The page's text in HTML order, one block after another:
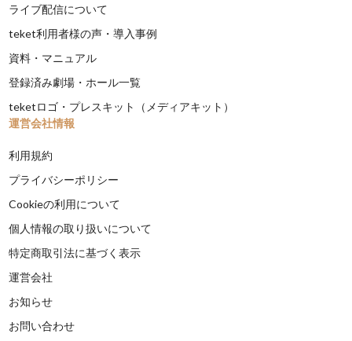
ライブ配信について
teket利用者様の声・導入事例
資料・マニュアル
登録済み劇場・ホール一覧
teketロゴ・プレスキット（メディアキット）
運営会社情報
利用規約
プライバシーポリシー
Cookieの利用について
個人情報の取り扱いについて
特定商取引法に基づく表示
運営会社
お知らせ
お問い合わせ